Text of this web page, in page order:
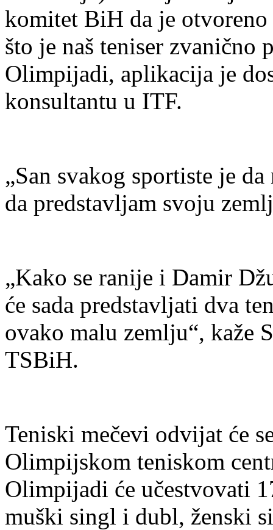
komitet BiH da je
što je naš teniser zvanično
Olimpijadi, aplikacija je
konsultantu u ITF.
„San svakog sportiste je
da predstavljam svoju
„Kako se ranije i Damir
će sada predstavljati dva
ovako malu zemlju“, kaže
TSBiH.
Teniski mečevi odvijat će
Olimpijskom teniskom
Olimpijadi će učestvovati
muški singl i dubl, ženski